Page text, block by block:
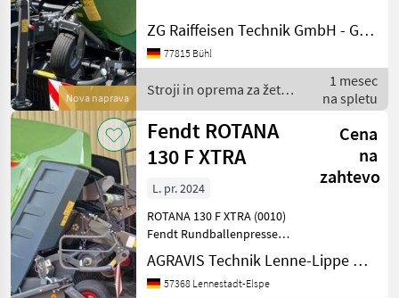
Nova naprava
PickUp Tasträder
Achse mit Druckluftbremse
ZG Raiffeisen Technik GmbH - Gebrauchtmaschinenzentrum
77815 Bühl
Stroji in oprema za žetev
in spravilo / Fendt
1 mesec
na spletu
Fendt ROTANA
130 F XTRA
Cena
na
zahtevo
L. pr. 2024
ROTANA 130 F XTRA (0010)
Fendt Rundballenpresse
(0020) Q-MY24 Modelljahr
24 (0030) Q-V016
Basismaschine 130 F Xtra
AGRAVIS Technik Lenne-Lippe GmbH
57368 Lennestadt-Elspe